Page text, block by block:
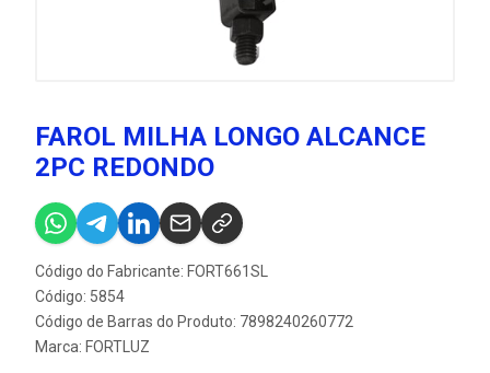
FAROL MILHA LONGO ALCANCE
2PC REDONDO
Código do Fabricante: FORT661SL
Código: 5854
Código de Barras do Produto: 7898240260772
Marca: FORTLUZ